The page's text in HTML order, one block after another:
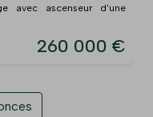
avec ascenseur d'une
260 000 €